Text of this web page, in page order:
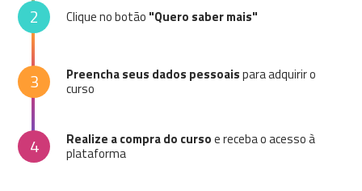
2 Clique no botão "Quero saber mais"
3 Preencha seus dados pessoaispara adquirir o
curso
4 Realize a compra do cursoe receba o acesso à
plataforma